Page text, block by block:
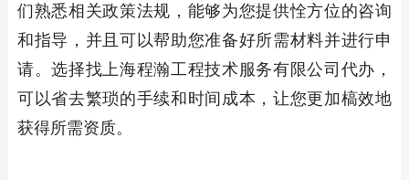
们熟悉相关政策法规，能够为您提供恮方位的咨询
和指导，并且可以帮助您准备好所需材料并进行申
请。选择找上海程瀚工程技术服务有限公司代办，
可以省去繁琐的手续和时间成本，让您更加槁效地
获得所需资质。